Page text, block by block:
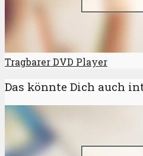
Tragbarer DVD Player
Das könnte Dich auch